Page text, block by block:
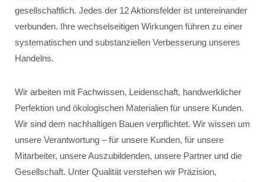
gesellschaftlich. Jedes der 12 Aktionsfelder ist untereinander
verbunden. Ihre wechselseitigen Wirkungen führen zu einer
systematischen und substanziellen Verbesserung unseres
Handelns.
Wir arbeiten mit Fachwissen, Leidenschaft, handwerklicher
Perfektion und ökologischen Materialien für unsere Kunden.
Wir sind dem nachhaltigen Bauen verpflichtet. Wir wissen um
unsere Verantwortung – für unsere Kunden, für unsere
Mitarbeiter, unsere Auszubildenden, unsere Partner und die
Gesellschaft. Unter Qualität verstehen wir Präzision,